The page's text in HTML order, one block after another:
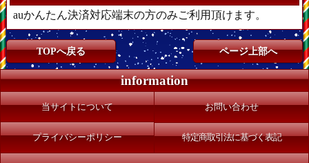
auかんたん決済対応端末の方のみご利用頂けます。
TOPへ戻る ページ上部へ
information
当サイトについて お問い合わせ
プライバシーポリシー 特定商取引法に基づく表記